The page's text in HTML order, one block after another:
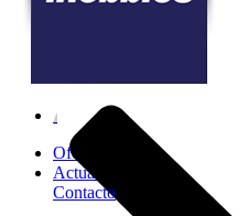
Ofertas
Actualidad
Contacto